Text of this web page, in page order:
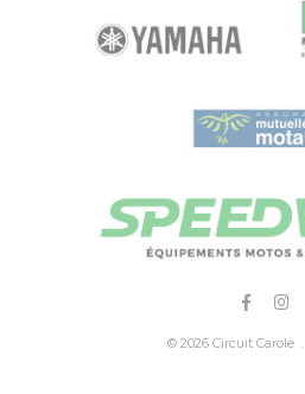
© 2026 Circuit Carole .